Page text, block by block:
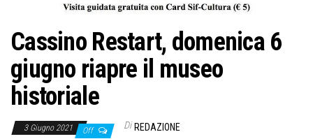
Cassino Restart, domenica 6
giugno riapre il museo
historiale
3 Giugno 2021 Off Di REDAZIONE